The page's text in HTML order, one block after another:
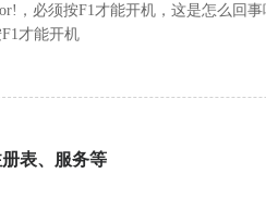
，必须按F1才能开机，这是怎么回
才能开机
表、服务等